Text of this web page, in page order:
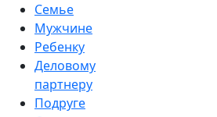
Семье
Мужчине
Ребенку
Деловому
партнеру
Подруге